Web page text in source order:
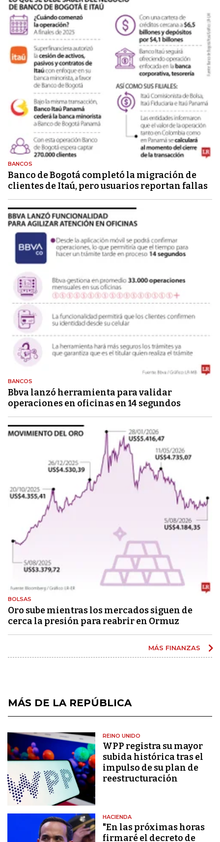
BANCOS
Banco de Bogotá completó la migración de
clientes de Itaú, pero usuarios reportan fallas
BANCOS
Bbva lanzó herramienta para validar
operaciones en oficinas en 14 segundos
BOLSAS
Oro sube mientras los mercados siguen de
cerca la presión para reabrir en Ormuz
MÁS FINANZAS
MÁS DE LA REPÚBLICA
REINO UNIDO
WPP registra su mayor
subida histórica tras el
impulso de su plan de
reestructuración
HACIENDA
"En las próximas horas
firmaré el decreto de